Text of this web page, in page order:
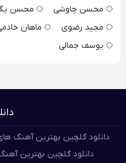
محسن چاوشی
محسن
مجید رضوی
ماهان
یوسف جمالی
دانلود گلچین بهترین آهنگ های مسعود
دانلود گلچین بهترین